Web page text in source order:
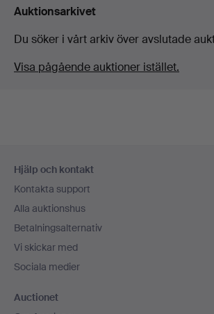
Auktionsarkivet
Du söker i vårt arkiv över avslutade
Visa pågående auktioner istället.
Hjälp och kontakt
Kontakta support
Alla auktionshus
Betalningsalternativ
Vi skickar med
Sociala medier
Auctionet